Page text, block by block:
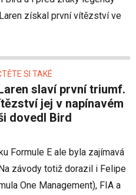
získal první vítězství ve
SI TAKÉ
jej v napínavém
dovedl Bird
Formule E ale byla zajímavá
závody totiž dorazil i Felipe
One Management), FIA a